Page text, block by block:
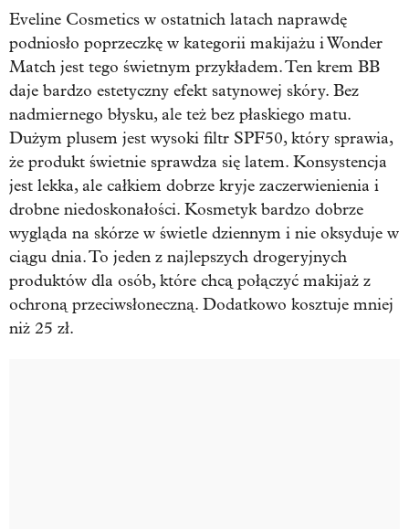
Eveline Cosmetics w ostatnich latach naprawdę
podniosło poprzeczkę w kategorii makijażu i Wonder
Match jest tego świetnym przykładem. Ten krem BB
daje bardzo estetyczny efekt satynowej skóry. Bez
nadmiernego błysku, ale też bez płaskiego matu.
Dużym plusem jest wysoki filtr SPF50, który sprawia,
że produkt świetnie sprawdza się latem. Konsystencja
jest lekka, ale całkiem dobrze kryje zaczerwienienia i
drobne niedoskonałości. Kosmetyk bardzo dobrze
wygląda na skórze w świetle dziennym i nie oksyduje w
ciągu dnia. To jeden z najlepszych drogeryjnych
produktów dla osób, które chcą połączyć makijaż z
ochroną przeciwsłoneczną. Dodatkowo kosztuje mniej
niż 25 zł.